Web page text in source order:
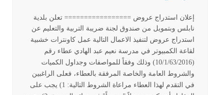
إعلان استدراج عروض ================= تعلن بلدية
نابلس وبتمويل من صندوق لجنة ضريبة التربية والتعليم عن
استدراج عروض لتنفيذ الاعمال التالية عمل كاونترات خشبية
لقاعة الكمبيوتر في مدرسة نعيم عبد الهادي عطاء رقم
(10/1/63/2016) وذلك وفقاً للمواصفات وجداول الكميات
والشروط العامة والخاصة المرفقة بالعطاء، فعلى الراغبين
في التقدم لهذا العطاء مراعاة الشروط التالية: 1) يجب على